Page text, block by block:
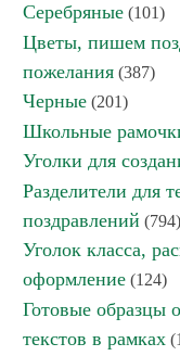
Серебряные (101)
Цветы, пишем
пожелания (387)
Черные (201)
Школьные
Уголки для
Разделители для
поздравлений (794)
Уголок класса,
оформление (124)
Готовые образцы
текстов в рамках